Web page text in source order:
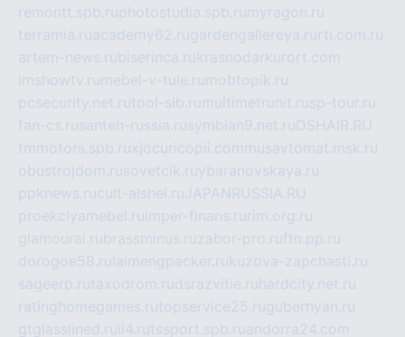
remontt.spb.ruphotostudia.spb.ru myragon.ru
terramia.ruacademy62.rugardengallereya.ru rti.com.ru
artem-news.rubiserinca.rukrasnodarkurort.com
imshowtv.ru mebel-v-tule.ru mobtopik.ru
pcsecurity.net.rutool-sib.ru multimetrunit.rusp-tour.ru
fan-cs.rusanteh-russia.rusymbian9.net.ruDSHAIR.RU
tmmotors.spb.ruxjocuricopii.com musavtomat.msk.ru
obustrojdom.rusovetcik.ruybaranovskaya.ru
ppknews.rucult-alshei.ruJAPANRUSSIA.RU
proekciyamebel.ru imper-finans.ru rim.org.ru
glamourai.rubrassminus.ruzabor-pro.ruftn.pp.ru
dorogoe58.ru laimengpacker.rukuzova-zapchasti.ru
sageerp.rutaxodrom.rudsrazvitie.ru hardcity.net.ru
ratinghomegames.rutopservice25.rugubernyan.ru
gtglasslined.ru ii4.rutssport.spb.ruandorra24.com